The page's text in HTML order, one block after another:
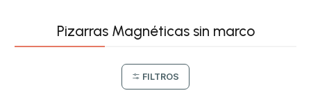
Pizarras Magnéticas sin marco
FILTROS